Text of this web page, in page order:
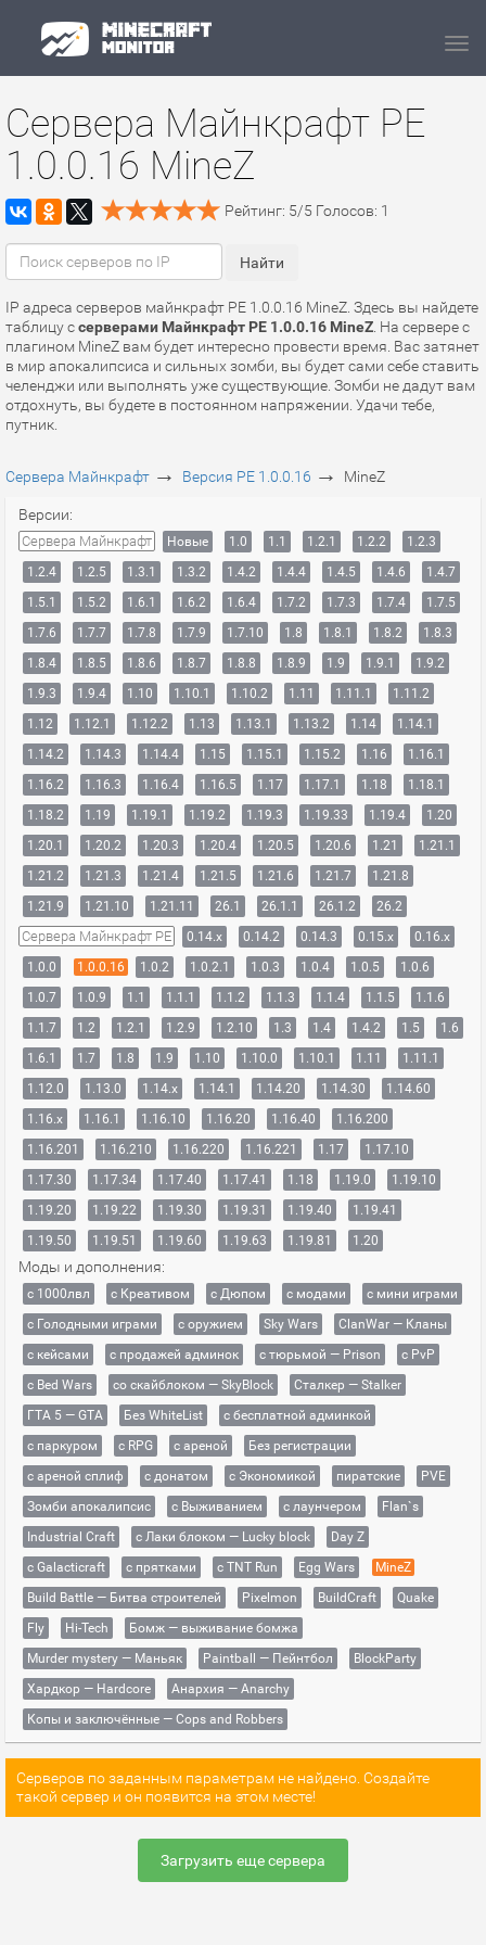
Сервера Майнкрафт PE
1.0.0.16 MineZ
Рейтинг: 5/5 Голосов: 1
IP адреса серверов майнкрафт PE 1.0.0.16 MineZ. Здесь вы найдете
таблицу ссерверами Майнкрафт PE 1.0.0.16 MineZ . На сервере с
плагином MineZ вам будет интересно провести время. Вас затянет
в мир апокалипсиса и сильных зомби, вы будет сами себе ставить
челенджи или выполнять уже существующие. Зомби не дадут вам
отдохнуть, вы будете в постоянном напряжении. Удачи тебе,
путник.
Сервера Майнкрафт → Версия PE 1.0.0.16 → MineZ
Версии:
Сервера Майнкрафт Новые 1.0 1.1 1.2.1 1.2.2
1.2.3
1.2.4
1.2.5 1.3.1 1.3.2 1.4.2 1.4.4 1.4.5 1.4.6
1.4.7
1.5.1
1.5.2 1.6.1 1.6.2 1.6.4 1.7.2 1.7.3 1.7.4
1.7.5
1.7.6
1.7.7 1.7.8 1.7.9 1.7.10 1.8 1.8.1 1.8.2
1.8.3
1.8.4
1.8.5 1.8.6 1.8.7 1.8.8 1.8.9 1.9 1.9.1
1.9.2
1.9.3
1.9.4 1.10 1.10.1 1.10.2 1.11 1.11.1
1.11.2
1.12
1.12.1 1.12.2 1.13 1.13.1 1.13.2 1.14
1.14.1
1.14.2
1.14.3 1.14.4 1.15 1.15.1 1.15.2 1.16
1.16.1
1.16.2
1.16.3 1.16.4 1.16.5 1.17 1.17.1 1.18
1.18.1
1.18.2
1.19 1.19.1 1.19.2 1.19.3 1.19.33 1.19.4
1.20
1.20.1
1.20.2 1.20.3 1.20.4 1.20.5 1.20.6 1.21
1.21.1
1.21.2
1.21.3 1.21.4 1.21.5 1.21.6 1.21.7
1.21.8
1.21.9
1.21.10 1.21.11 26.1 26.1.1 26.1.2 26.2
Сервера Майнкрафт PE 0.14.x 0.14.2 0.14.3 0.15.x
0.16.x
1.0.0
1.0.0.16 1.0.2 1.0.2.1 1.0.3 1.0.4 1.0.5
1.0.6
1.0.7
1.0.9 1.1 1.1.1 1.1.2 1.1.3 1.1.4 1.1.5
1.1.6
1.1.7
1.2 1.2.1 1.2.9 1.2.10 1.3 1.4 1.4.2 1.5
1.6
1.6.1
1.7 1.8 1.9 1.10 1.10.0 1.10.1 1.11
1.11.1
1.12.0
1.13.0 1.14.x 1.14.1 1.14.20 1.14.30
1.14.60
1.16.x
1.16.1 1.16.10 1.16.20 1.16.40
1.16.200
1.16.201
1.16.210 1.16.220 1.16.221 1.17
1.17.10
1.17.30
1.17.34 1.17.40 1.17.41 1.18 1.19.0
1.19.10
1.19.20
1.19.22 1.19.30 1.19.31 1.19.40
1.19.41
1.19.50
1.19.51 1.19.60 1.19.63 1.19.81 1.20
Моды и дополнения:
с 1000лвл c Креативом с Дюпом с модами
с мини играми
с Голодными играми
с оружием Sky Wars
ClanWar — Кланы
с кейсами
с продажей админок с тюрьмой — Prison
с PvP
с Bed Wars
со скайблоком — SkyBlock
Сталкер — Stalker
ГТА 5 — GTA
Без WhiteList
с бесплатной админкой
с паркуром
с RPG с ареной
Без регистрации
с ареной сплиф
с донатом с Экономикой пиратские
PVE
Зомби апокалипсис
с Выживанием с лаунчером
Flan`s
Industrial Craft
с Лаки блоком — Lucky block
Day Z
с Galacticraft
с прятками с TNT Run Egg Wars
MineZ
Build Battle — Битва строителей
Pixelmon BuildCraft
Quake
Fly
Hi-Tech
Бомж — выживание бомжа
Murder mystery — Маньяк
Paintball — Пейнтбол
BlockParty
Хардкор — Hardcore
Анархия — Anarchy
Копы и заключённые — Cops and Robbers
Серверов по заданным параметрам не найдено. Создайте
такой сервер и он появится на этом месте!
Загрузить еще сервера